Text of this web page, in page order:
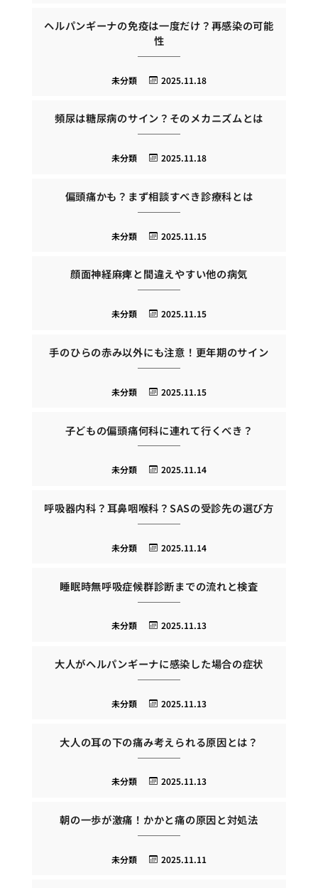
ヘルパンギーナの免疫は一度だけ？再感染の可能
性
2025.11.18
未分類
頻尿は糖尿病のサイン？そのメカニズムとは
2025.11.18
未分類
偏頭痛かも？まず相談すべき診療科とは
2025.11.15
未分類
顔面神経麻痺と間違えやすい他の病気
2025.11.15
未分類
手のひらの赤み以外にも注意！更年期のサイン
2025.11.15
未分類
子どもの偏頭痛何科に連れて行くべき？
2025.11.14
未分類
呼吸器内科？耳鼻咽喉科？SASの受診先の選び方
2025.11.14
未分類
睡眠時無呼吸症候群診断までの流れと検査
2025.11.13
未分類
大人がヘルパンギーナに感染した場合の症状
2025.11.13
未分類
大人の耳の下の痛み考えられる原因とは？
2025.11.13
未分類
朝の一歩が激痛！かかと痛の原因と対処法
2025.11.11
未分類